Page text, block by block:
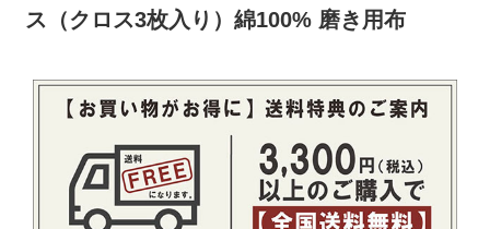
ス（クロス3枚入り）綿100% 磨き用布